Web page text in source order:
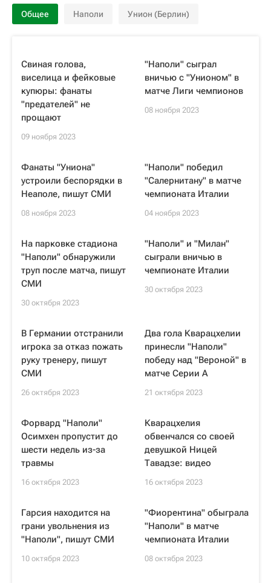
Общее Наполи Унион (Берлин)
Свиная голова,
виселица и фейковые
купюры: фанаты
"предателей" не
прощают
09 ноября 2023
"Наполи" сыграл
вничью с "Унионом" в
матче Лиги чемпионов
08 ноября 2023
Фанаты "Униона"
устроили беспорядки в
Неаполе, пишут СМИ
08 ноября 2023
"Наполи" победил
"Салернитану" в матче
чемпионата Италии
04 ноября 2023
На парковке стадиона
"Наполи" обнаружили
труп после матча, пишут
СМИ
30 октября 2023
"Наполи" и "Милан"
сыграли вничью в
чемпионате Италии
30 октября 2023
В Германии отстранили
игрока за отказ пожать
руку тренеру, пишут
СМИ
26 октября 2023
Два гола Кварацхелии
принесли "Наполи"
победу над "Вероной" в
матче Серии A
21 октября 2023
Форвард "Наполи"
Осимхен пропустит до
шести недель из-за
травмы
16 октября 2023
Кварацхелия
обвенчался со своей
девушкой Ницей
Тавадзе: видео
16 октября 2023
Гарсия находится на
грани увольнения из
"Наполи", пишут СМИ
10 октября 2023
"Фиорентина" обыграла
"Наполи" в матче
чемпионата Италии
08 октября 2023